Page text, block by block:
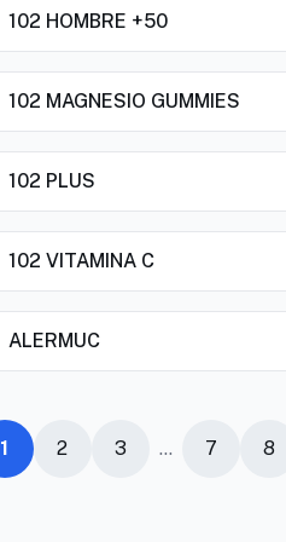
102 HOMBRE +50
102 MAGNESIO GUMMIES
102 PLUS
102 VITAMINA C
ALERMUC
1 2 3 ... 7 8